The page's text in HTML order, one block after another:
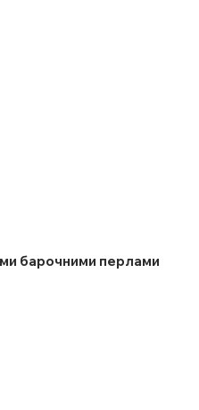
барочними перлами